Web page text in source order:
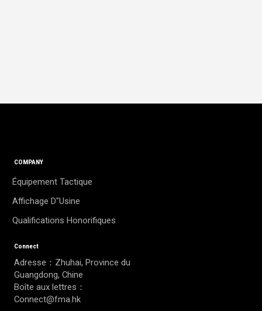
COMPANY
Équipement Tactique
Affichage D"usine
Qualifications Honorifiques
Connect
Adresse：Zhuhai, Province du
Guangdong, Chine
Boîte aux lettres：
Connect@fma.hk